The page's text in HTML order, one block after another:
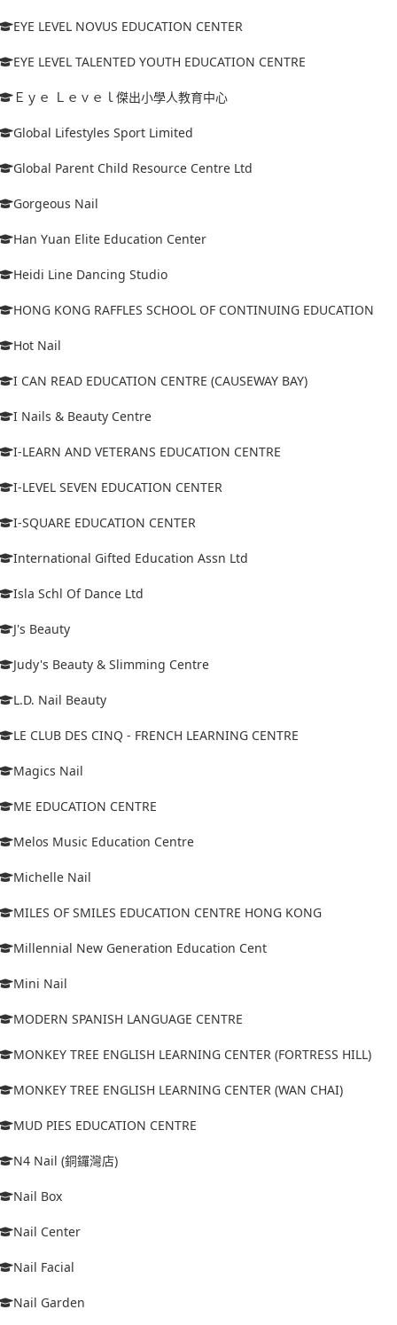
EYE LEVEL NOVUS EDUCATION CENTER
EYE LEVEL TALENTED YOUTH EDUCATION CENTRE
Ｅｙｅ Ｌｅｖｅｌ傑出小學人教育中心
Global Lifestyles Sport Limited
Global Parent Child Resource Centre Ltd
Gorgeous Nail
Han Yuan Elite Education Center
Heidi Line Dancing Studio
HONG KONG RAFFLES SCHOOL OF CONTINUING EDUCATION
Hot Nail
I CAN READ EDUCATION CENTRE (CAUSEWAY BAY)
I Nails & Beauty Centre
I-LEARN AND VETERANS EDUCATION CENTRE
I-LEVEL SEVEN EDUCATION CENTER
I-SQUARE EDUCATION CENTER
International Gifted Education Assn Ltd
Isla Schl Of Dance Ltd
J's Beauty
Judy's Beauty & Slimming Centre
L.D. Nail Beauty
LE CLUB DES CINQ - FRENCH LEARNING CENTRE
Magics Nail
ME EDUCATION CENTRE
Melos Music Education Centre
Michelle Nail
MILES OF SMILES EDUCATION CENTRE HONG KONG
Millennial New Generation Education Cent
Mini Nail
MODERN SPANISH LANGUAGE CENTRE
MONKEY TREE ENGLISH LEARNING CENTER (FORTRESS HILL)
MONKEY TREE ENGLISH LEARNING CENTER (WAN CHAI)
MUD PIES EDUCATION CENTRE
N4 Nail (銅鑼灣店)
Nail Box
Nail Center
Nail Facial
Nail Garden